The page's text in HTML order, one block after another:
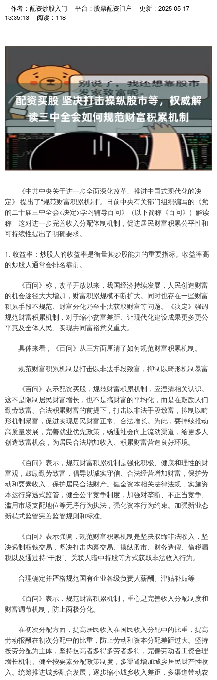
作者：配资炒股入门 平台：股票配资门户
更新：2025-05-17
13:35:13
阅读：118
《中共中央关于进一步全面深化改革、推进中国式现代化的决
定》 提出了“规范财富积累机制”。日前中央有关部门组织编写的《党
的二十届三中全会<决定>学习辅导百问》（以下简称《百问》）解读
称，这对进一步完善收入分配体制机制，促进居民财富积累公平性和
可持续性提出了明确要求。
1. 收益率：炒股人的收益率是衡量其炒股能力的重要指标。收益率高
的炒股人通常会排名靠前。
《百问》称，改革开放以来，我国经济持续发展，人民创造财富
的机会途径大大增加，财富积累规模不断扩大。同时也存在一些财富
积累手段不规范、财富分化乃至非法获取财富等问题。《决定》强调
规范财富积累机制，对于缩小贫富差距、让现代化建设成果更多更公
平惠及全体人民、实现共同富裕意义重大。
具体来看，《百问》从三方面厘清了如何规范财富积累机制。
规范财富积累机制是打击以非法手段致富，抑制以畸形机制暴富
《百问》表示配资买股，规范财富积累机制，应澄清相关认识。
这不是限制居民财富增长，也不是搞财富的平均化，而是在鼓励人们
勤劳致富、合法积累财富的前提下，打击以非法手段致富，抑制以畸
形机制暴富，促进实现居民财富正常、合法增长。为此，要持续推动
高质量发展，完善就业优先政策，畅通社会向上流动渠道，给更多人
创造致富机会，为居民合法增加收入、积累财富营造良好环境。
《百问》表示，规范财富积累机制是强化积极、健康和理性的财
富观，鼓励勤劳致富，倡导以诚实守信、合法经营增加财富，保护劳
动和要素收入，保护居民合法财产。健全资本相关法律法规，实施资
本运行穿透式监管，健全公平竞争制度，加强对垄断、不正当竞争、
滥用市场支配地位等无序行为执法，强化资本行为约束。加强新业态
新模式监管完善监管规则和标准。
《百问》表示强调，规范财富积累机制是坚决取缔非法收入，坚
决遏制权钱交易，坚决打击内幕交易、操纵股市、财务造假、偷税漏
税以及通过持“干股”、关联人暗中持股等方式获取非法收入行为。
合理确定并严格规范国有企业各级负责人薪酬、津贴补贴等
《百问》表示，规范财富积累机制，重心是完善收入分配制度和
财富调节机制，防止两极分化。
在初次分配方面，提高居民收入在国民收入分配中的比重，提高
劳动报酬在初次分配中的比重，防止劳动和资本分配差距过大。坚持
按劳分配为主体，坚持技高者多得多劳者多得，完善劳动者工资合理
增长机制。健全按要素分配政策制度，多渠道增加城乡居民财产性收
入。统筹推进城乡融合发展，逐步缩小城乡收入差距，多渠道带动农